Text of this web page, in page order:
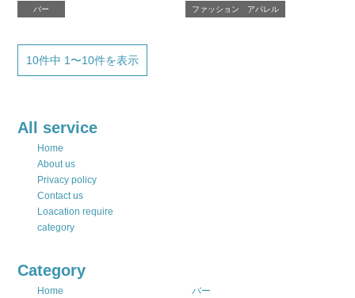
バー ファッション アパレル
10件中 1〜10件を表示
All service
Home
About us
Privacy policy
Contact us
Loacation require
category
Category
Home
バー